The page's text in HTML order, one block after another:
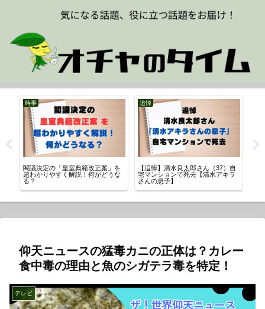
時事
閣議決定の「皇室典範改正案」を
超わかりやすく解説！何がどうな
る？
追悼
【追悼】清水良太郎さん（37）自
宅マンションで死去【清水アキラ
さんの息子】
仰天ニュースの猛毒カニの正体は？カレー
食中毒の理由と魚のシガテラ毒を特定！
テレビ